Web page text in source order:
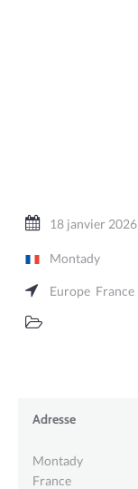
18 janvier 2026
Montady
Europe France
Adresse
Montady
France